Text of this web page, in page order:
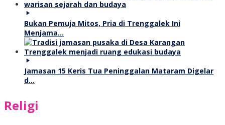
Bukan Pemuja Mitos, Pria di Trenggalek Ini
Menjama…
Jamasan 15 Keris Tua Peninggalan Mataram Digelar
d…
Religi